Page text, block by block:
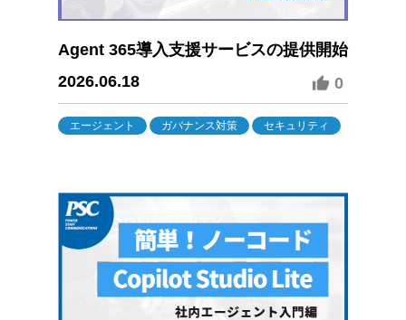
Agent 365導入支援サービスの提供開始
2026.06.18
0
エージェント ガバナンス対策 セキュリティ